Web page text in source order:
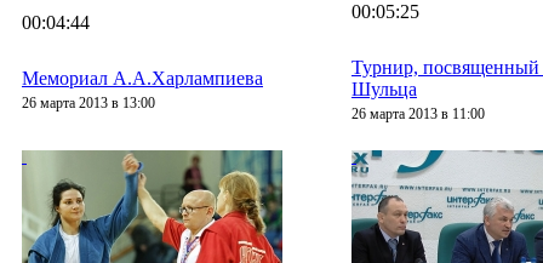
00:04:44
Мемориал А.А.Харлампиева
26 марта 2013 в 13:00
00:05:25
Турнир, посвященный
Шульца
26 марта 2013 в 11:00